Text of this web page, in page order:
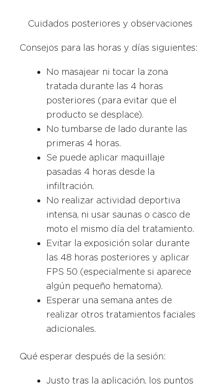
Cuidados posteriores y observaciones
Consejos para las horas y días siguientes:
No masajear ni tocar la zona
tratada durante las 4 horas
posteriores (para evitar que el
producto se desplace).
No tumbarse de lado durante las
primeras 4 horas.
Se puede aplicar maquillaje
pasadas 4 horas desde la
infiltración.
No realizar actividad deportiva
intensa, ni usar saunas o casco de
moto el mismo día del tratamiento.
Evitar la exposición solar durante
las 48 horas posteriores y aplicar
FPS 50 (especialmente si aparece
algún pequeño hematoma).
Esperar una semana antes de
realizar otros tratamientos faciales
adicionales.
Qué esperar después de la sesión:
Justo tras la aplicación, los puntos